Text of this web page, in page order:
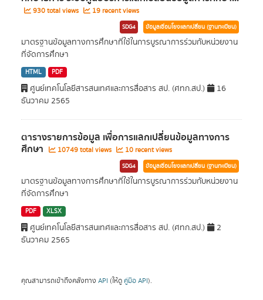
930 total views 19 recent views
SDG4 ข้อมูลเชื่อมโยงแลกเปลี่ยน (ฐานทะเบียน)
มาตรฐานข้อมูลทางการศึกษาที่ใช้ในการบูรณาการร่วมกับหน่วยงาน
ที่จัดการศึกษา
HTML PDF
ศูนย์เทคโนโลยีสารสนเทศและการสื่อสาร สป. (ศทก.สป.)
16
ธันวาคม 2565
ตารางรายการข้อมูล เพื่อการแลกเปลี่ยนข้อมูลทางการ
ศึกษา 10749 total views 10 recent views
SDG4 ข้อมูลเชื่อมโยงแลกเปลี่ยน (ฐานทะเบียน)
มาตรฐานข้อมูลทางการศึกษาที่ใช้ในการบูรณาการร่วมกับหน่วยงาน
ที่จัดการศึกษา
PDF XLSX
ศูนย์เทคโนโลยีสารสนเทศและการสื่อสาร สป. (ศทก.สป.)
2
ธันวาคม 2565
คุณสามารถเข้าถึงคลังทาง API (ให้ดู คู่มือ API).